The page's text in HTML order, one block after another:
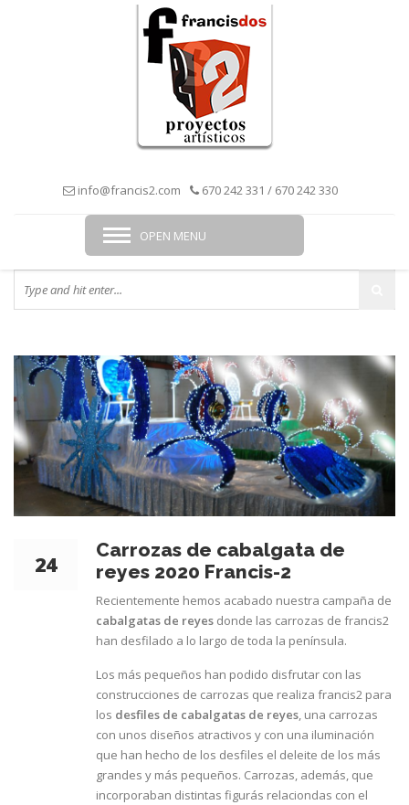
info@francis2.com 670 242 331 / 670 242 330
OPEN MENU
24
Carrozas de cabalgata de
reyes 2020 Francis-2
Recientemente hemos acabado nuestra campaña de
cabalgatas de reyes donde las carrozas de francis2
han desfilado a lo largo de toda la península.
Los más pequeños han podido disfrutar con las
construcciones de carrozas que realiza francis2 para
los desfiles de cabalgatas de reyes, una carrozas
con unos diseños atractivos y con una iluminación
que han hecho de los desfiles el deleite de los más
grandes y más pequeños. Carrozas, además, que
incorporaban distintas figurás relaciondas con el